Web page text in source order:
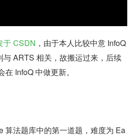
于 CSDN ，由于本人比较中意 InfoQ
与 ARTS 相关，故搬运过来，后续
InfoQ 中做更新。
算法题库中的第一道题，难度为 Ea